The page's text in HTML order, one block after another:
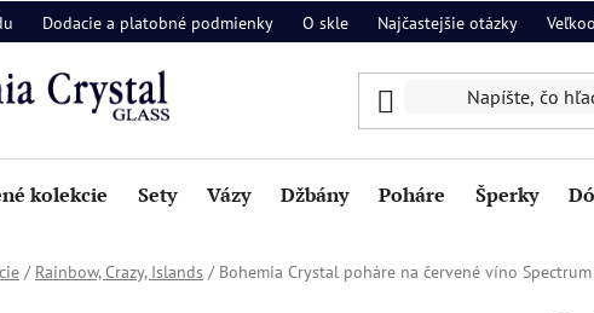
Dodacie a platobné podmienky O skle Najčastejšie otázky
kolekcie Sety Vázy Džbány Poháre Šperky
/ Rainbow, Crazy, Islands / Bohemia Crystal poháre na červené víno